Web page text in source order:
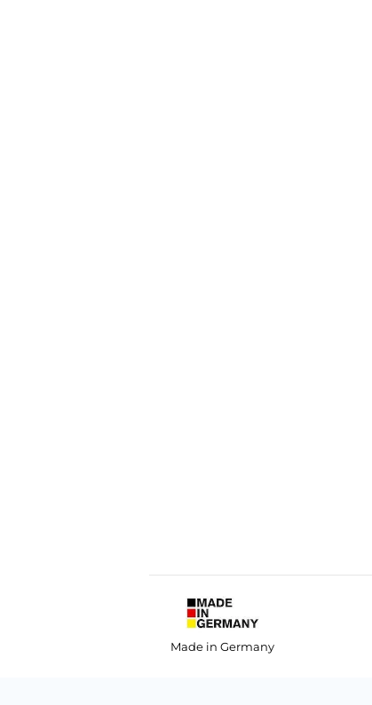
Made in Germany